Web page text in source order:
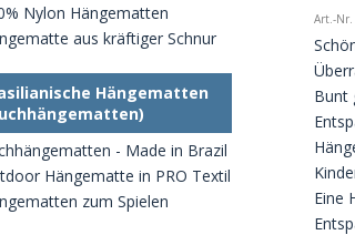
Art.-Nr.
Bunt
Eine
Nylon Hängematten
aus kräftiger Schnur
Hängematten
- Made in Brazil
Hängematte in PRO Textil
zum Spielen